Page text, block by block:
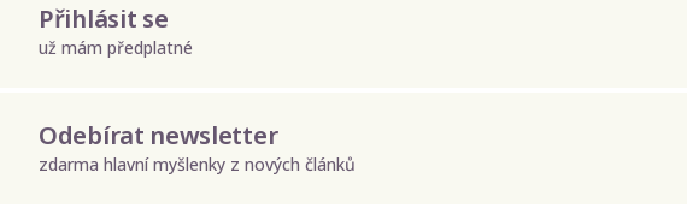
Přihlásit se
už mám předplatné
Odebírat newsletter
zdarma hlavní myšlenky z nových článků